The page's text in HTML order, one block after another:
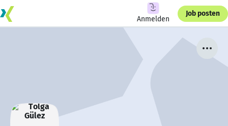
Anmelden
Job posten